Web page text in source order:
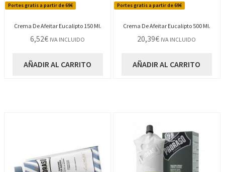
Portes gratis a partir de 69€
Crema De Afeitar Eucalipto 150 Ml.
6,52€ IVA INCLUIDO
AÑADIR AL CARRITO
Portes gratis a partir de 69€
Crema De Afeitar Eucalipto 500 Ml.
20,39€ IVA INCLUIDO
AÑADIR AL CARRITO